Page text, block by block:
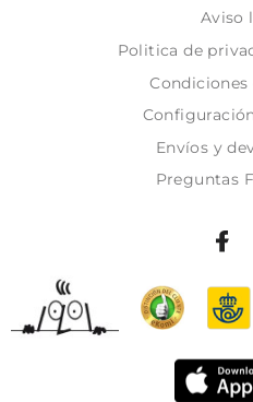
Aviso
Politica de
Condiciones
Envíos y
Preguntas